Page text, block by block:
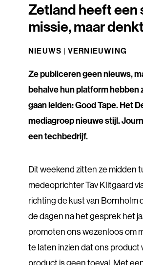
Zetland heeft
missie, maar
NIEUWS | VERNIEUWING
Ze publiceren geen nieuws,
behalve hun platform hebben
gaan leiden: Good Tape. Het
mediagroep nieuwe stijl.
een techbedrijf.
Dit weekend zitten ze midden
medeoprichter Tav Klitgaard
richting de kust van Bornholm
de dagen na het gesprek het
promoten ons wezenloos om
te laten inzien dat ons product